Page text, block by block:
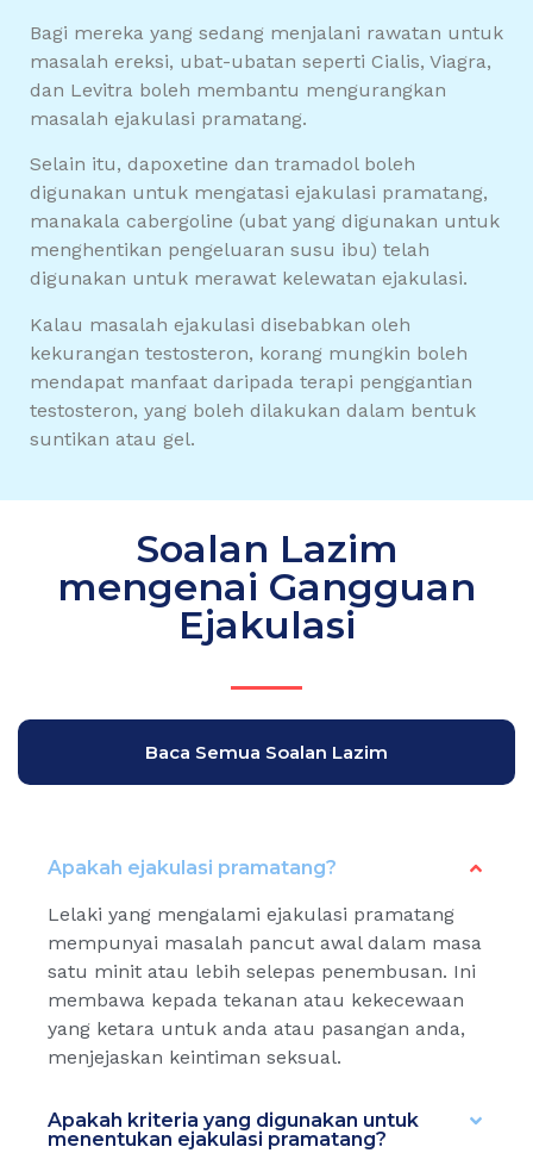
Bagi mereka yang sedang menjalani rawatan untuk
masalah ereksi, ubat-ubatan seperti Cialis, Viagra,
dan Levitra boleh membantu mengurangkan
masalah ejakulasi pramatang.
Selain itu, dapoxetine dan tramadol boleh
digunakan untuk mengatasi ejakulasi pramatang,
manakala cabergoline (ubat yang digunakan untuk
menghentikan pengeluaran susu ibu) telah
digunakan untuk merawat kelewatan ejakulasi.
Kalau masalah ejakulasi disebabkan oleh
kekurangan testosteron, korang mungkin boleh
mendapat manfaat daripada terapi penggantian
testosteron, yang boleh dilakukan dalam bentuk
suntikan atau gel.
Soalan Lazim
mengenai Gangguan
Ejakulasi
Baca Semua Soalan Lazim
Apakah ejakulasi pramatang?
Lelaki yang mengalami ejakulasi pramatang
mempunyai masalah pancut awal dalam masa
satu minit atau lebih selepas penembusan. Ini
membawa kepada tekanan atau kekecewaan
yang ketara untuk anda atau pasangan anda,
menjejaskan keintiman seksual.
Apakah kriteria yang digunakan untuk
menentukan ejakulasi pramatang?